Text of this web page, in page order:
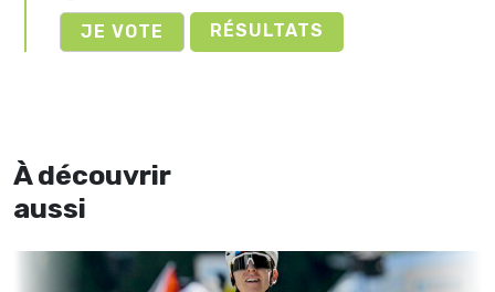
RÉSULTATS
À découvrir
aussi